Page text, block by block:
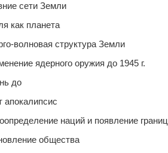
сети Земли
как планета
волновая структура Земли
ядерного оружия до 1945 г.
до
апокалипсис
наций и появление границ
общества